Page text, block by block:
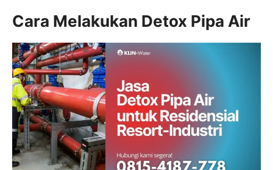
Cara Melakukan Detox Pipa Air